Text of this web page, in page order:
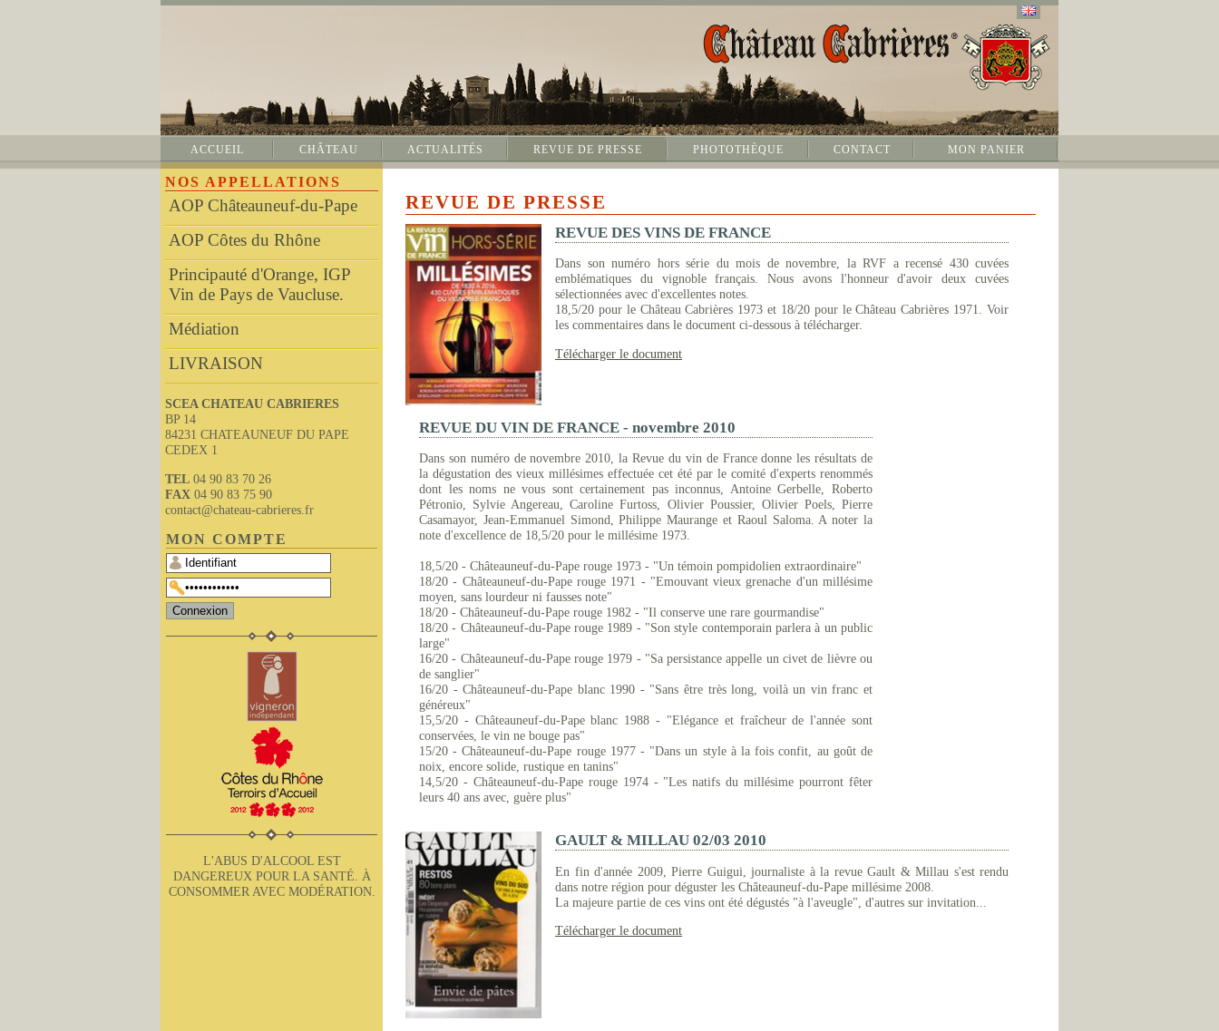
ACCUEIL CHÂTEAU ACTUALITÉS REVUE DE PRESSE PHOTOTHÈQUE CONTACT MON PANIER
NOS APPELLATIONS
AOP Châteauneuf-du-Pape
AOP Côtes du Rhône
Principauté d'Orange, IGP
Vin de Pays de Vaucluse.
Médiation
LIVRAISON
SCEA CHATEAU CABRIERES
BP 14
84231 CHATEAUNEUF DU PAPE
CEDEX 1
TEL 04 90 83 70 26
FAX 04 90 83 75 90
contact@chateau-cabrieres.fr
MON COMPTE
L'ABUS D'ALCOOL EST
DANGEREUX POUR LA SANTÉ. À
CONSOMMER AVEC MODÉRATION.
REVUE DE PRESSE
REVUE DES VINS DE FRANCE
Dans son numéro hors série du mois de novembre, la RVF a recensé 430 cuvées
emblématiques du vignoble français. Nous avons l'honneur d'avoir deux cuvées
sélectionnées avec d'excellentes notes.
18,5/20 pour le Château Cabrières 1973 et 18/20 pour le Château Cabrières 1971. Voir
les commentaires dans le document ci-dessous à télécharger.
Télécharger le document
REVUE DU VIN DE FRANCE - novembre 2010
Dans son numéro de novembre 2010, la Revue du vin de France donne les résultats de
la dégustation des vieux millésimes effectuée cet été par le comité d'experts renommés
dont les noms ne vous sont certainement pas inconnus, Antoine Gerbelle, Roberto
Pétronio, Sylvie Angereau, Caroline Furtoss, Olivier Poussier, Olivier Poels, Pierre
Casamayor, Jean-Emmanuel Simond, Philippe Maurange et Raoul Saloma. A noter la
note d'excellence de 18,5/20 pour le millésime 1973.
18,5/20 - Châteauneuf-du-Pape rouge 1973 - "Un témoin pompidolien extraordinaire"
18/20 - Châteauneuf-du-Pape rouge 1971 - "Emouvant vieux grenache d'un millésime
moyen, sans lourdeur ni fausses note"
18/20 - Châteauneuf-du-Pape rouge 1982 - "Il conserve une rare gourmandise"
18/20 - Châteauneuf-du-Pape rouge 1989 - "Son style contemporain parlera à un public
large"
16/20 - Châteauneuf-du-Pape rouge 1979 - "Sa persistance appelle un civet de lièvre ou
de sanglier"
16/20 - Châteauneuf-du-Pape blanc 1990 - "Sans être très long, voilà un vin franc et
généreux"
15,5/20 - Châteauneuf-du-Pape blanc 1988 - "Elégance et fraîcheur de l'année sont
conservées, le vin ne bouge pas"
15/20 - Châteauneuf-du-Pape rouge 1977 - "Dans un style à la fois confit, au goût de
noix, encore solide, rustique en tanins"
14,5/20 - Châteauneuf-du-Pape rouge 1974 - "Les natifs du millésime pourront fêter
leurs 40 ans avec, guère plus"
GAULT & MILLAU 02/03 2010
En fin d'année 2009, Pierre Guigui, journaliste à la revue Gault & Millau s'est rendu
dans notre région pour déguster les Châteauneuf-du-Pape millésime 2008.
La majeure partie de ces vins ont été dégustés "à l'aveugle", d'autres sur invitation...
Télécharger le document